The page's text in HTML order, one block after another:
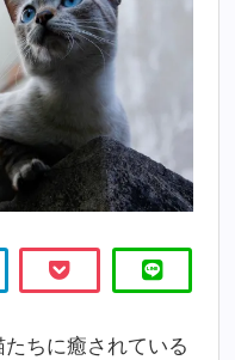
ちに癒されている